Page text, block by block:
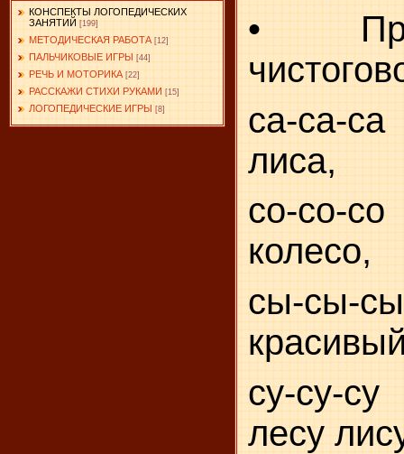
КОНСПЕКТЫ ЛОГОПЕДИЧЕСКИХ
ЗАНЯТИЙ [199]
МЕТОДИЧЕСКАЯ РАБОТА [12]
ПАЛЬЧИКОВЫЕ ИГРЫ [44]
РЕЧЬ И МОТОРИКА [22]
РАССКАЖИ СТИХИ РУКАМИ [15]
ЛОГОПЕДИЧЕСКИЕ ИГРЫ [8]
•
са-са-
лиса,
со-со-
колесо,
сы-
су-су-
лесу